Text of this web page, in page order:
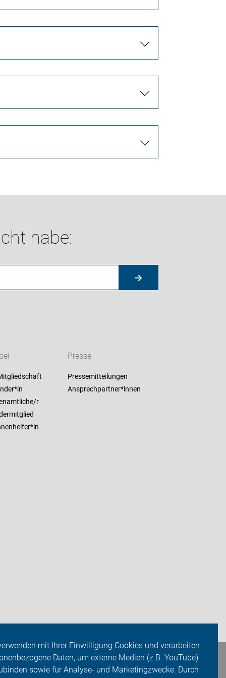
mit Ihrer Einwilligung Cookies und verarbeiten
Daten, um externe Medien (z.B. YouTube)
sowie für Analyse- und Marketingzwecke. Durch
habe:
r
Presse
Pressemitteilungen
Ansprechpartner*innen